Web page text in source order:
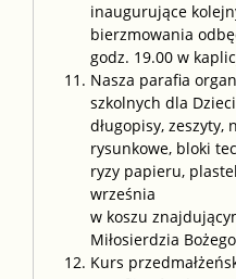
inaugurujące
bierzmowania
godz. 19.00 w
Nasza parafia
szkolnych dla
długopisy, zeszyty,
rysunkowe, bloki
ryzy papieru,
września
w koszu
Miłosierdzia
Kurs